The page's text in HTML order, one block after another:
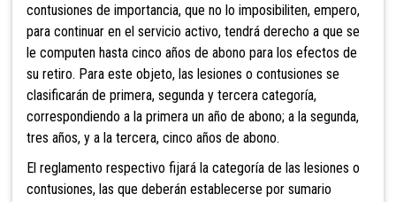
contusiones de importancia, que no lo imposibiliten, empero,
para continuar en el servicio activo, tendrá derecho a que se
le computen hasta cinco años de abono para los efectos de
su retiro. Para este objeto, las lesiones o contusiones se
clasificarán de primera, segunda y tercera categoría,
correspondiendo a la primera un año de abono; a la segunda,
tres años, y a la tercera, cinco años de abono.
El reglamento respectivo fijará la categoría de las lesiones o
contusiones, las que deberán establecerse por sumario